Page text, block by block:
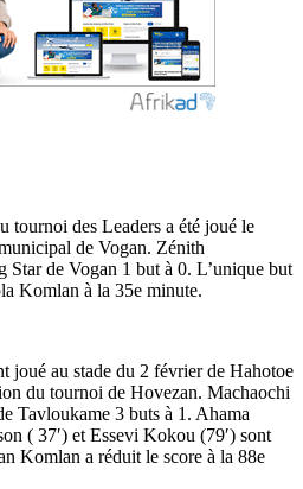
tournoi des Leaders a été joué le
de Vogan. Zénith
Star de Vogan 1 but à 0. L’unique but
Komlan à la 35e minute.
joué au stade du 2 février de Hahotoe
du tournoi de Hovezan. Machaochi
Tavloukame 3 buts à 1. Ahama
( 37′) et Essevi Kokou (79′) sont
Komlan a réduit le score à la 88e